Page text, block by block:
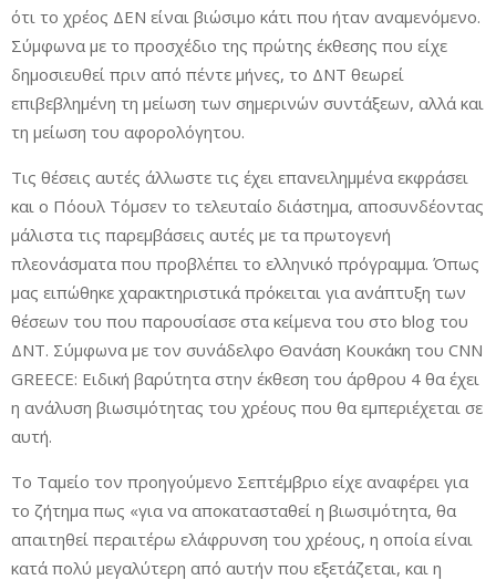
ότι το χρέος ΔΕΝ είναι βιώσιμο κάτι που ήταν αναμενόμενο.
Σύμφωνα με το προσχέδιο της πρώτης έκθεσης που είχε
δημοσιευθεί πριν από πέντε μήνες, το ΔΝΤ θεωρεί
επιβεβλημένη τη μείωση των σημερινών συντάξεων, αλλά και
τη μείωση του αφορολόγητου.
Τις θέσεις αυτές άλλωστε τις έχει επανειλημμένα εκφράσει
και ο Πόουλ Τόμσεν το τελευταίο διάστημα, αποσυνδέοντας
μάλιστα τις παρεμβάσεις αυτές με τα πρωτογενή
πλεονάσματα που προβλέπει το ελληνικό πρόγραμμα. Όπως
μας ειπώθηκε χαρακτηριστικά πρόκειται για ανάπτυξη των
θέσεων του που παρουσίασε στα κείμενα του στο blog του
ΔΝΤ. Σύμφωνα με τον συνάδελφο Θανάση Κουκάκη του CNN
GREECE: Ειδική βαρύτητα στην έκθεση του άρθρου 4 θα έχει
η ανάλυση βιωσιμότητας του χρέους που θα εμπεριέχεται σε
αυτή.
Το Ταμείο τον προηγούμενο Σεπτέμβριο είχε αναφέρει για
το ζήτημα πως «για να αποκατασταθεί η βιωσιμότητα, θα
απαιτηθεί περαιτέρω ελάφρυνση του χρέους, η οποία είναι
κατά πολύ μεγαλύτερη από αυτήν που εξετάζεται, και η